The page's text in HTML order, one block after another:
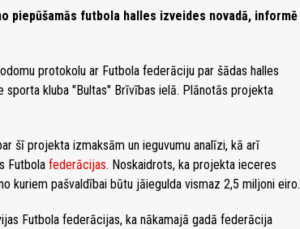
piepūšamās futbola halles izveides novadā, informē
protokolu ar Futbola federāciju par šādas halles
kluba "Bultas" Brīvības ielā. Plānotās projekta
šī projekta izmaksām un ieguvumu analīzi, kā arī
Futbola federācijas. Noskaidrots, ka projekta ieceres
kuriem pašvaldībai būtu jāiegulda vismaz 2,5 miljoni eiro.
Futbola federācijas, ka nākamajā gadā federācija